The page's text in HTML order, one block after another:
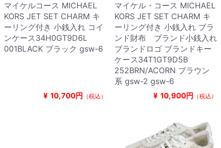
マイケルコース MICHAEL
KORS JET SET CHARM キ
ーリング付き 小銭入れ コイ
ンケース34H0GT9D6L
001BLACK ブラック gsw-6
¥ 10,700円 （税込）
マイケル・コース MICHAEL
KORS JET SET CHARM キ
ーリング付き 小銭入れ ブラ
ンド財布 ブランド小銭入れ
ブランドロゴ ブランドキー
ケース34T1GT9D5B
252BRN/ACORN ブラウン
系 gsw-2 gsw-6
¥ 10,900円 （税込）